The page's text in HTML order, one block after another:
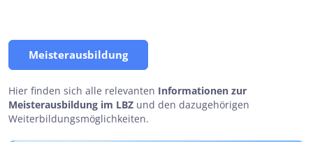
Meisterausbildung
Hier finden sich alle relevanten Informationen zur
Meisterausbildung im LBZ und den dazugehörigen
Weiterbildungsmöglichkeiten.